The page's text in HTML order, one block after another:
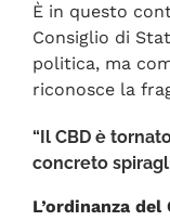
È in questo
Consiglio di
politica, ma
riconosce la
“Il CBD è
concreto
L’ordinanza